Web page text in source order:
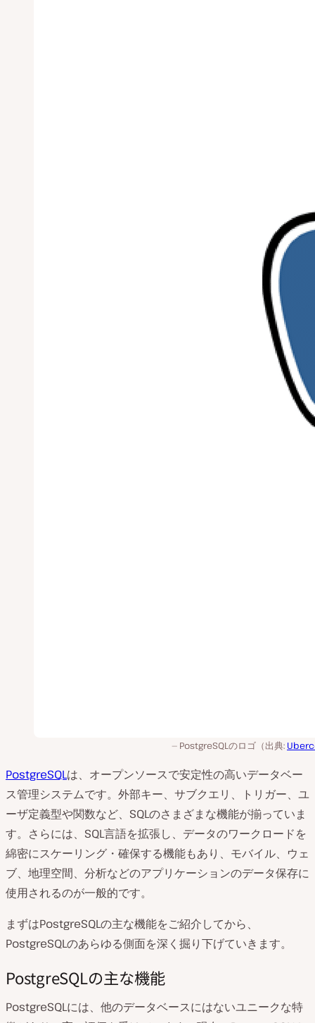
PostgreSQLのロゴ（出典:
PostgreSQLは、オープンソースで安定性の高いデータベー
ス管理システムです。外部キー、サブクエリ、トリガー、ユ
ーザ定義型や関数など、SQLのさまざまな機能が揃っていま
す。さらには、SQL言語を拡張し、データのワークロードを
綿密にスケーリング・確保する機能もあり、モバイル、ウェ
ブ、地理空間、分析などのアプリケーションのデータ保存に
使用されるのが一般的です。
まずはPostgreSQLの主な機能をご紹介してから、
PostgreSQLのあらゆる側面を深く掘り下げていきます。
PostgreSQLの主な機能
PostgreSQLには、他のデータベースにはないユニークな特